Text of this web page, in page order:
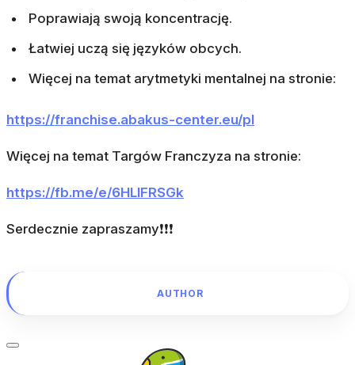
Poprawiają swoją koncentrację.
Łatwiej uczą się języków obcych.
Więcej na temat arytmetyki mentalnej na stronie:
https://franchise.abakus-center.eu/pl
Więcej na temat Targów Franczyza na stronie:
https://fb.me/e/6HLIFRSGk
Serdecznie zapraszamy❗❗❗
AUTHOR